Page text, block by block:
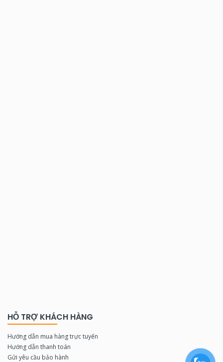
HỖ TRỢ KHÁCH HÀNG
Hướng dẫn mua hàng trực tuyến
Hướng dẫn thanh toán
Gửi yêu cầu bảo hành